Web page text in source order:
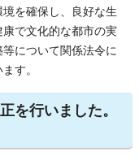
を確保し、良好な生
で文化的な都市の実
について関係法令に
す。
を行いました。